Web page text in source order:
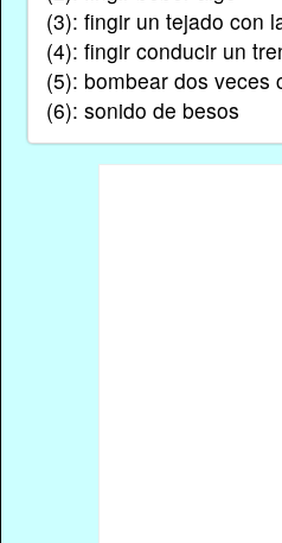
(3): fingir un tejado con
(4): fingir conducir un
(5): bombear dos veces
(6): sonido de besos